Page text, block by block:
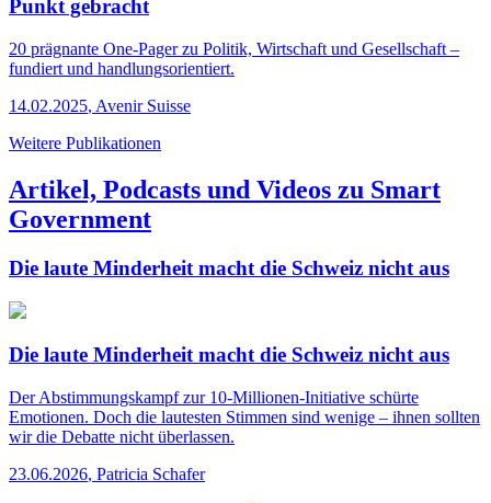
Punkt gebracht
20 prägnante One-Pager zu Politik, Wirtschaft und Gesellschaft –
fundiert und handlungsorientiert.
14.02.2025, Avenir Suisse
Weitere Publikationen
Artikel, Podcasts und Videos zu Smart
Government
Die laute Minderheit macht die Schweiz nicht aus
Die laute Minderheit macht die Schweiz nicht aus
Der Abstimmungskampf zur 10-Millionen-Initiative schürte
Emotionen. Doch die lautesten Stimmen sind wenige – ihnen sollten
wir die Debatte nicht überlassen.
23.06.2026, Patricia Schafer